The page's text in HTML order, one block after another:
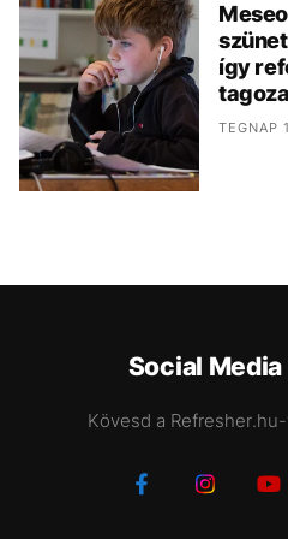
így
TEGNAP
Social
Kövesd a